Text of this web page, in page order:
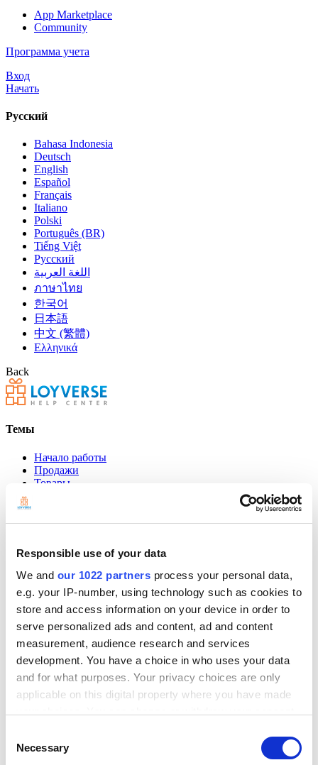
Responsible use of your data
We and our 1022 partners process your personal data,
e.g. your IP-number, using technology such as cookies to
store and access information on your device in order to
serve personalized ads and content, ad and content
measurement, audience research and services
development. You have a choice in who uses your data
and for what purposes. Your privacy choices are only
applicable on this digital property where you have made
the Privacy trigger icon.
Selection
Necessary
App Marketplace
Community
Программа учета
Вход
Начать
Русский
Bahasa Indonesia
Deutsch
English
Español
Français
Italiano
Polski
Português (BR)
Tiếng Việt
Русский
اللغة العربية
ภาษาไทย
한국어
日本語
中文 (繁體)
Ελληνικά
Back
Темы
Начало работы
Продажи
Товары
Клиенты
Настройки
Оборудование
Платежи
Loyverse.com
Show — Community Hide — Community
App Marketplace
Community
Начать